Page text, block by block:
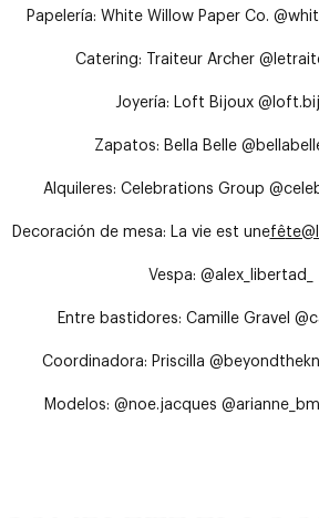
Papelería: White Willow Paper Co.
Catering: Traiteur Archer
Joyería: Loft Bijoux
Zapatos: Bella Belle
Alquileres: Celebrations Group
Decoración de mesa: La vie est unefê
Vespa: @alex_libertad_
Entre bastidores: Camille Gravel
Coordinadora: Priscilla
Modelos: @noe.jacques